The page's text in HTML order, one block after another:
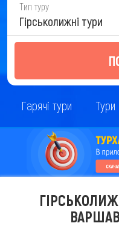
Тип туру
Гірськолижні тури
Гарячі тури Тури